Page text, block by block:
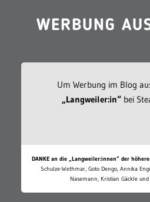
WERBUNG
Um Werbung im Blog
„Langweiler:in“bei
DANKE an die „Langweiler:innen“ der
Schulze-Wethmar, Goto Dengo, Annika
Nasemann, Kristian Gäckle